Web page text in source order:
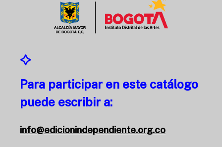
Para participar en este catálogo
puede escribir a:
info@edicionindependiente.org.co